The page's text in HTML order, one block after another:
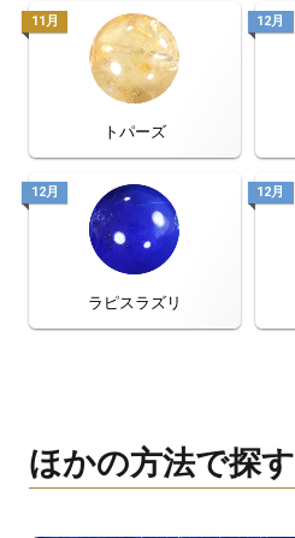
11月
トパーズ
12月
12月
ラピスラズリ
12月
ほかの方法で探す